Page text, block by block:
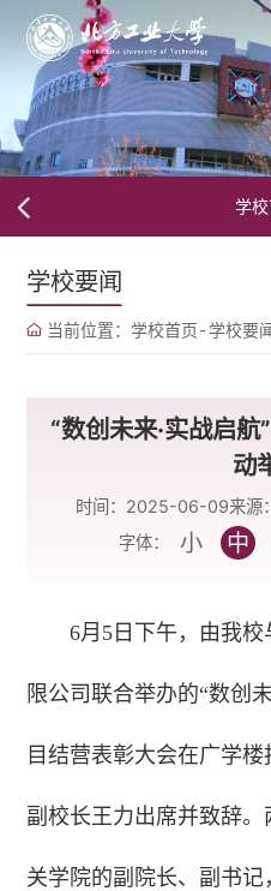
学
学校要闻
当前位置： 学校首页-学校要
“数创未来·实战启
动
时间：2025-06-09来源
字体：
小 中
6月5日下午，由我校
限公司联合举办的“数创
目结营表彰大会在广学楼
副校长王力出席并致辞。
关学院的副院长、副书